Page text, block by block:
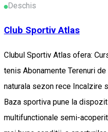
Deschis
Club Sportiv Atlas
Clubul Sportiv Atlas ofera:
tenis Abonamente Terenuri
naturala sezon rece Incalzire
Baza sportiva pune la
multifunctionale semi-